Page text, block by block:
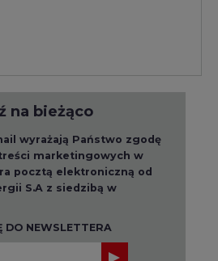
na bieżąco
wyrażają Państwo zgodę
marketingowych w
pocztą elektroniczną od
S.A z siedzibą w
DO NEWSLETTERA